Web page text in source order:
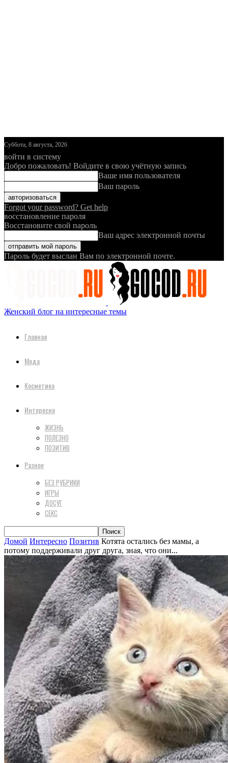
Суббота, 8 августа, 2026
войти в систему
Добро пожаловать! Войдите в свою учётную запись
Ваше имя пользователя
Ваш пароль
Forgot your password? Get help
восстановление пароля
Восстановите свой пароль
Ваш адрес электронной почты
Пароль будет выслан Вам по электронной почте.
Женский блог на интересные темы
Главная
Мода
Косметика
Интересно
ЖИЗНЬ
ПОЛЕЗНО
ПОЗИТИВ
Разное
БЕЗ РУБРИКИ
ИГРЫ
ДОСУГ
СЕКС
Домой Интересно Позитив Котята остались без мамы, а
потому поддерживали друг друга, зная, что они...